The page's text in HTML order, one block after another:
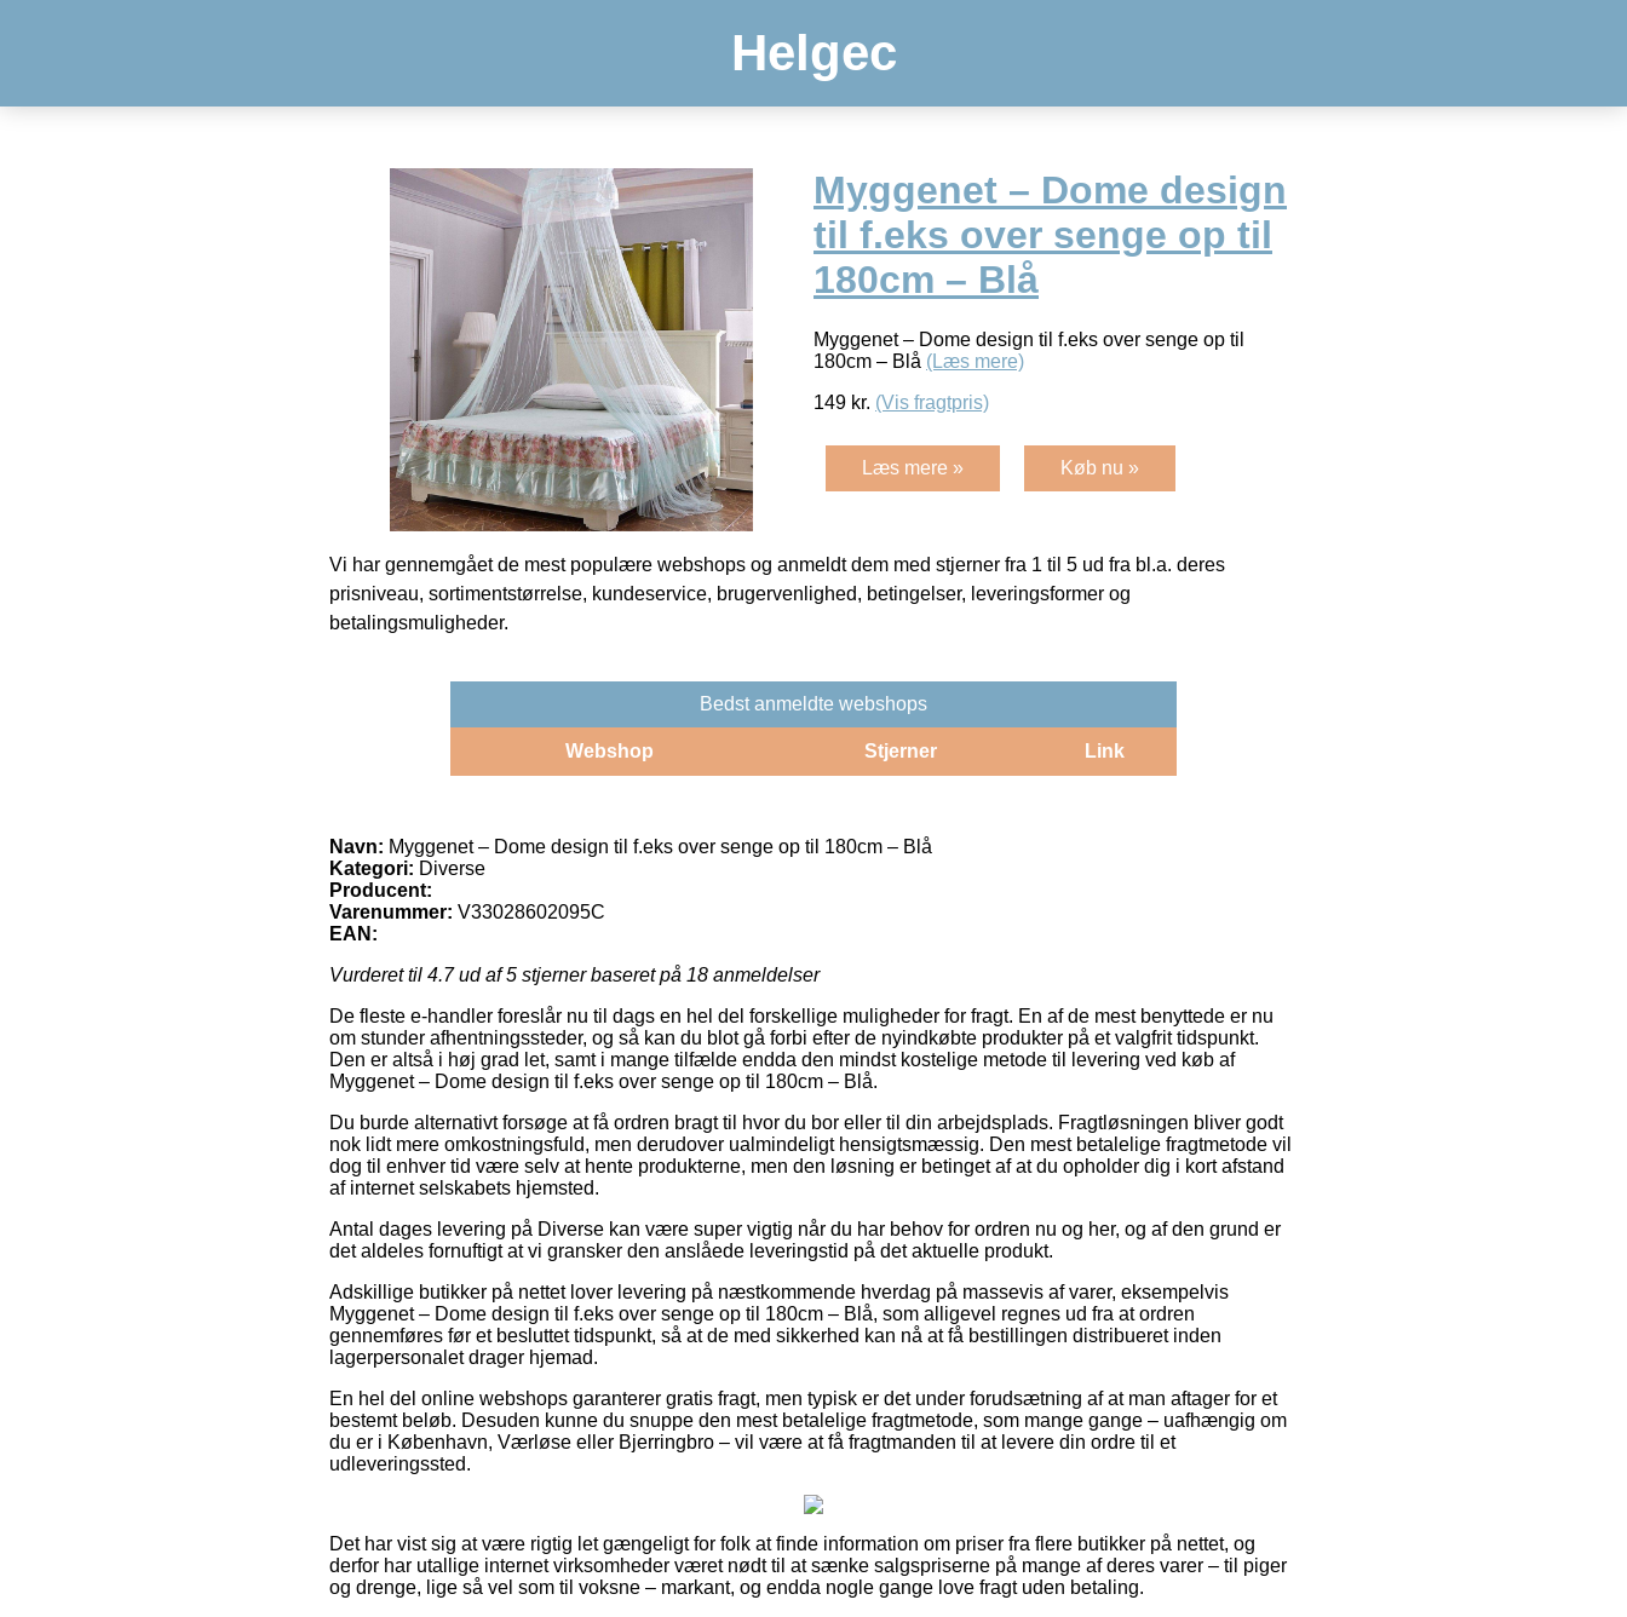
Helgec
Myggenet – Dome design
til f.eks over senge op til
180cm – Blå
Myggenet – Dome design til f.eks over senge op til
180cm – Blå (Læs mere)
149 kr. (Vis fragtpris)
Læs mere » Køb nu »
Vi har gennemgået de mest populære webshops og anmeldt dem med stjerner fra 1 til 5 ud fra bl.a. deres
prisniveau, sortimentstørrelse, kundeservice, brugervenlighed, betingelser, leveringsformer og
betalingsmuligheder.
Bedst anmeldte webshops
Webshop Stjerner Link
Navn: Myggenet – Dome design til f.eks over senge op til 180cm – Blå
Kategori: Diverse
Producent:
Varenummer: V33028602095C
EAN:
Vurderet til 4.7ud af 5 stjerner baseret på 18 anmeldelser
De fleste e-handler foreslår nu til dags en hel del forskellige muligheder for fragt. En af de mest benyttede er nu
om stunder afhentningssteder, og så kan du blot gå forbi efter de nyindkøbte produkter på et valgfrit tidspunkt.
Den er altså i høj grad let, samt i mange tilfælde endda den mindst kostelige metode til levering ved køb af
Myggenet – Dome design til f.eks over senge op til 180cm – Blå.
Du burde alternativt forsøge at få ordren bragt til hvor du bor eller til din arbejdsplads. Fragtløsningen bliver godt
nok lidt mere omkostningsfuld, men derudover ualmindeligt hensigtsmæssig. Den mest betalelige fragtmetode vil
dog til enhver tid være selv at hente produkterne, men den løsning er betinget af at du opholder dig i kort afstand
af internet selskabets hjemsted.
Antal dages levering på Diverse kan være super vigtig når du har behov for ordren nu og her, og af den grund er
det aldeles fornuftigt at vi gransker den anslåede leveringstid på det aktuelle produkt.
Adskillige butikker på nettet lover levering på næstkommende hverdag på massevis af varer, eksempelvis
Myggenet – Dome design til f.eks over senge op til 180cm – Blå, som alligevel regnes ud fra at ordren
gennemføres før et besluttet tidspunkt, så at de med sikkerhed kan nå at få bestillingen distribueret inden
lagerpersonalet drager hjemad.
En hel del online webshops garanterer gratis fragt, men typisk er det under forudsætning af at man aftager for et
bestemt beløb. Desuden kunne du snuppe den mest betalelige fragtmetode, som mange gange – uafhængig om
du er i København, Værløse eller Bjerringbro – vil være at få fragtmanden til at levere din ordre til et
udleveringssted.
Det har vist sig at være rigtig let gængeligt for folk at finde information om priser fra flere butikker på nettet, og
derfor har utallige internet virksomheder været nødt til at sænke salgspriserne på mange af deres varer – til piger
og drenge, lige så vel som til voksne – markant, og endda nogle gange love fragt uden betaling.